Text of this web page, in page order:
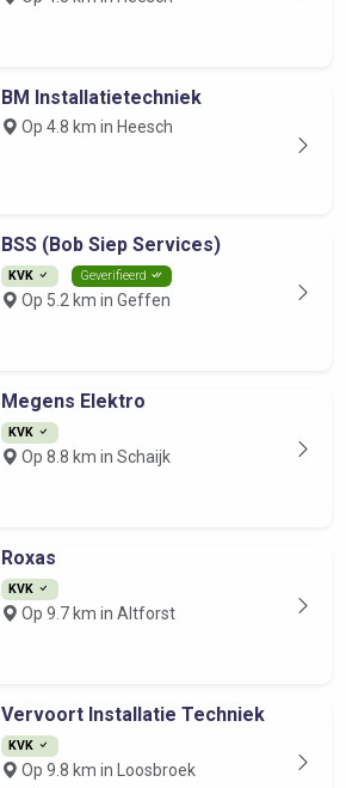
BM Installatietechniek
Op 4.8 km in Heesch
BSS (Bob Siep Services)
KVK Geverifieerd
Op 5.2 km in Geffen
Megens Elektro
KVK
Op 8.8 km in Schaijk
Roxas
KVK
Op 9.7 km in Altforst
Vervoort Installatie Techniek
KVK
Op 9.8 km in Loosbroek